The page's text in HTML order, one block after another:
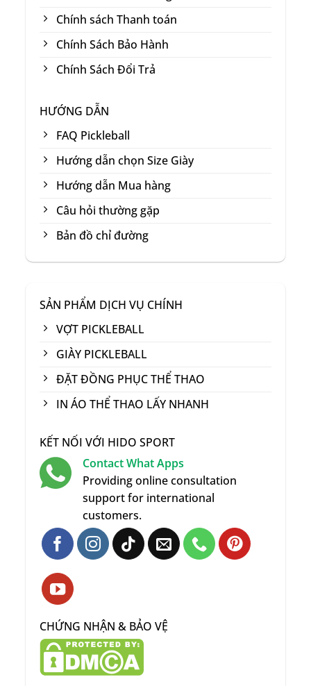
Chính sách Thanh toán
Chính Sách Bảo Hành
Chính Sách Đổi Trả
HƯỚNG DẪN
FAQ Pickleball
Hướng dẫn chọn Size Giày
Hướng dẫn Mua hàng
Câu hỏi thường gặp
Bản đồ chỉ đường
SẢN PHẨM DỊCH VỤ CHÍNH
VỢT PICKLEBALL
GIÀY PICKLEBALL
ĐẶT ĐỒNG PHỤC THỂ THAO
IN ÁO THỂ THAO LẤY NHANH
KẾT NỐI VỚI HIDO SPORT
Contact What Apps
Providing online consultation
support for international
customers.
CHỨNG NHẬN & BẢO VỆ